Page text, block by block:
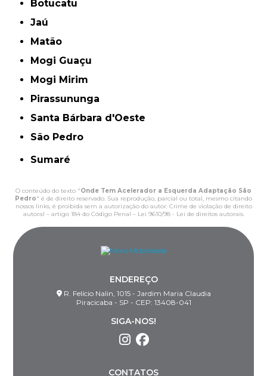
Botucatu
Jaú
Matão
Mogi Guaçu
Mogi Mirim
Pirassununga
Santa Bárbara d'Oeste
São Pedro
Sumaré
O conteúdo do texto "Onde Tem Acelerador a Esquerda Adaptação São
Pedro" é de direito reservado. Sua reprodução, parcial ou total, mesmo citando
nossos links, é proibida sem a autorização do autor. Crime de violação de direito
autoral – artigo 184 do Código Penal – Lei 9610/98 - Lei de direitos autorais.
ENDEREÇO
R. Felício Nalin, 1015 - Jardim Maria Claudia
Piracicaba - SP - CEP: 13408-041
SIGA-NOS!
CONTATOS